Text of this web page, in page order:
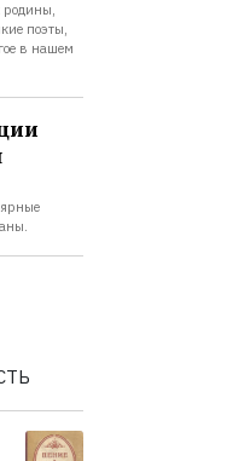
родины,
поэты,
в нашем